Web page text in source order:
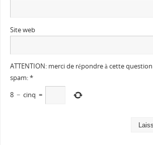
Site web
ATTENTION: merci de répondre à cette
spam:*
8 − cinq =